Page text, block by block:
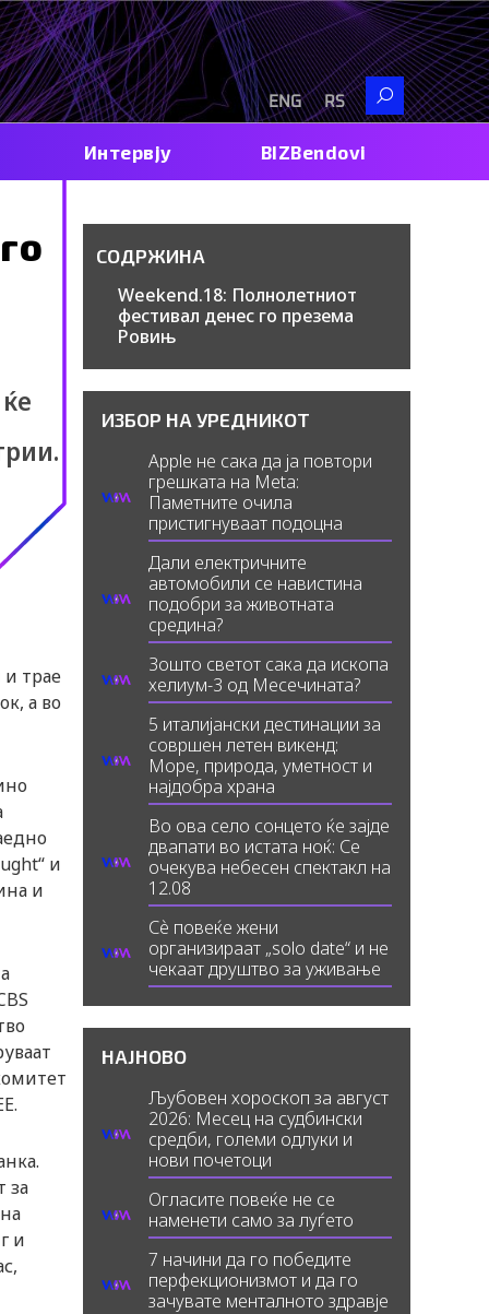
RS
ENG
Search
Интервју BIZBendovi
и трае
а во
и
и
за
и
СОДРЖИНА
Weekend.18: Полнолетниот
фестивал денес го презема
Ровињ
ИЗБОР НА УРЕДНИКОТ
Apple не сака да ја повтори
грешката на Meta:
Паметните очила
пристигнуваат подоцна
Дали електричните
автомобили се навистина
подобри за животната
средина?
Зошто светот сака да ископа
хелиум-3 од Месечината?
5 италијански дестинации за
совршен летен викенд:
Море, природа, уметност и
најдобра храна
Во ова село сонцето ќе зајде
двапати во истата ноќ: Се
очекува небесен спектакл на
12.08
Сè повеќе жени
организираат „solo date“ и не
чекаат друштво за уживање
НАЈНОВО
Љубовен хороскоп за август
2026: Месец на судбински
средби, големи одлуки и
нови почетоци
Огласите повеќе не се
наменети само за луѓето
7 начини да го победите
перфекционизмот и да го
зачувате менталното здравје